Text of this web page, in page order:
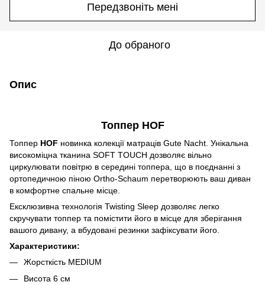
Передзвоніть мені
До обраного
Опис
Топпер HOF
Топпер HOF новинка колекції матраців Gute Nacht. Унікальна
високоміцна тканина SOFT TOUCH дозволяє вільно
циркулювати повітрю в середині топпера, що в поєднанні з
ортопедичною піною Ortho-Schaum перетворюють ваш диван
в комфортне спальне місце.
Ексклюзивна технологія Twisting Sleep дозволяє легко
скручувати топпер та помістити його в місце для зберігання
вашого дивану, а вбудовані резинки зафіксувати його.
Характеристики:
Жорсткiсть MEDIUM
Висота 6 см